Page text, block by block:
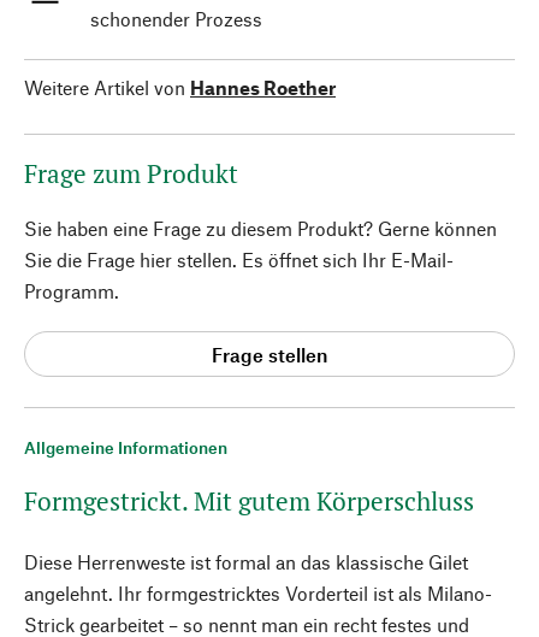
Allgemeine Informationen
Formgestrickt. Mit gutem Körperschluss
Diese Herrenweste ist formal an das klassische Gilet
angelehnt. Ihr formgestricktes Vorderteil ist als Milano-
Strick gearbeitet – so nennt man ein recht festes und
schonender Prozess
Weitere Artikel von Hannes Roether
Frage zum Produkt
Sie haben eine Frage zu diesem Produkt? Gerne können
Sie die Frage hier stellen. Es öffnet sich Ihr E-Mail-
Programm.
Frage stellen